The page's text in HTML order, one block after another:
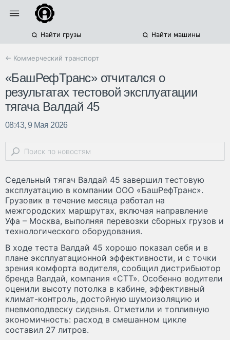
Найти грузы Найти машины
← Коммерческий транспорт
«БашРефТранс» отчитался о
результатах тестовой эксплуатации
тягача Валдай 45
08:43, 9 Мая 2026
Седельный тягач Валдай 45 завершил тестовую
эксплуатацию в компании ООО «БашРефТранс».
Грузовик в течение месяца работал на
межгородских маршрутах, включая направление
Уфа – Москва, выполняя перевозки сборных грузов и
технологического оборудования.
В ходе теста Валдай 45 хорошо показал себя и в
плане эксплуатационной эффективности, и с точки
зрения комфорта водителя, сообщил дистрибьютор
бренда Валдай, компания «СТТ». Особенно водители
оценили высоту потолка в кабине, эффективный
климат-контроль, достойную шумоизоляцию и
пневмоподвеску сиденья. Отметили и топливную
экономичность: расход в смешанном цикле
составил 27 литров.